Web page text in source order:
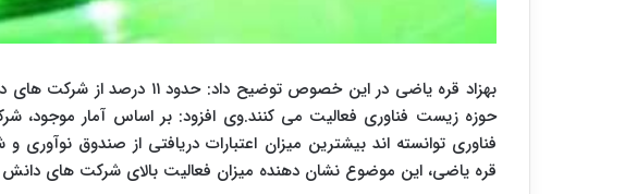
حوزه زیست فناوری فعالیت می کنند.وی افزود: بر اساس آمار موجود،
فناوری توانسته اند بیشترین میزان اعتبارات دریافتی از صندوق
قره یاضی، این موضوع نشان دهنده میزان فعالیت بالای شرکت های